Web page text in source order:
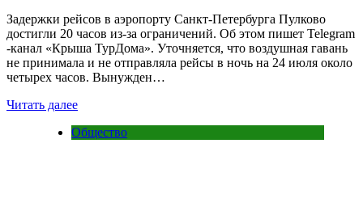
Задержки рейсов в аэропорту Санкт-Петербурга Пулково
достигли 20 часов из-за ограничений. Об этом пишет Telegram
-канал «Крыша ТурДома». Уточняется, что воздушная гавань
не принимала и не отправляла рейсы в ночь на 24 июля около
четырех часов. Вынужден…
Читать далее
Общество